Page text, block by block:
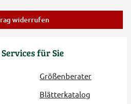
für Sie
Größenberater
Blätterkatalog
widerrufen